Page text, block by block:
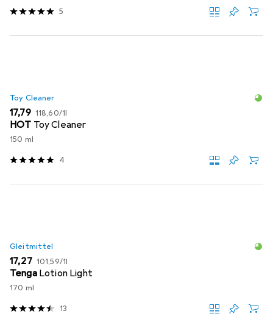
5
Toy Cleaner
EUR
17,79 EUR
118,60/1l
HOT Toy Cleaner
150 ml
4
Gleitmittel
EUR
17,27 EUR
101,59/1l
Tenga Lotion Light
170 ml
13